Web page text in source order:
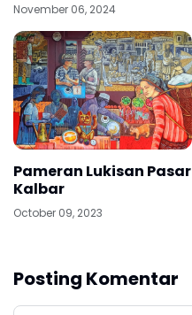
November 06, 2024
Pameran Lukisan Pasar
Kalbar
October 09, 2023
Posting Komentar